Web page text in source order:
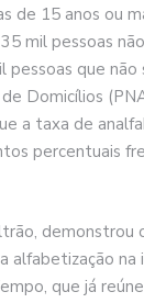
de 15 anos ou
mil pessoas
que
Domicílios
a taxa de
percentuais
alfabetização
que já